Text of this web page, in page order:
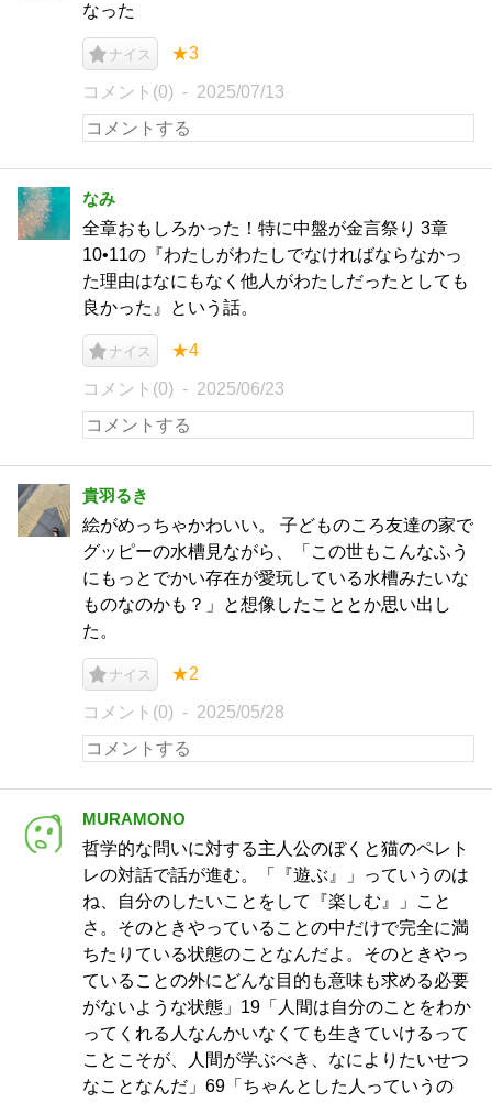
なった
ナイス ★3
コメント(0) 2025/07/13
なみ
全章おもしろかった！特に中盤が金言祭り 3章
10•11の『わたしがわたしでなければならなかっ
た理由はなにもなく他人がわたしだったとしても
良かった』という話。
ナイス ★4
コメント(0) 2025/06/23
貴羽るき
絵がめっちゃかわいい。 子どものころ友達の家で
グッピーの水槽見ながら、「この世もこんなふう
にもっとでかい存在が愛玩している水槽みたいな
ものなのかも？」と想像したこととか思い出し
た。
ナイス ★2
コメント(0) 2025/05/28
MURAMONO
哲学的な問いに対する主人公のぼくと猫のペレト
レの対話で話が進む。「『遊ぶ』」っていうのは
ね、自分のしたいことをして『楽しむ』」こと
さ。そのときやっていることの中だけで完全に満
ちたりている状態のことなんだよ。そのときやっ
ていることの外にどんな目的も意味も求める必要
がないような状態」19「人間は自分のことをわか
ってくれる人なんかいなくても生きていけるって
ことこそが、人間が学ぶべき、なによりたいせつ
なことなんだ」69「ちゃんとした人っていうの